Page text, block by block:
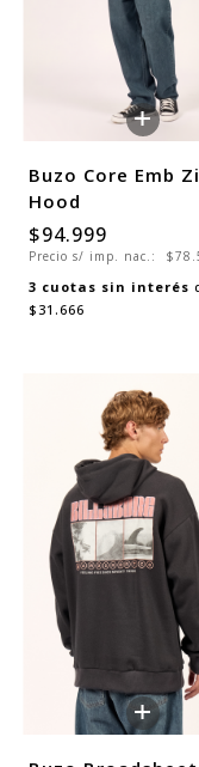
+
Buzo Core Emb
Hood
$94.999
Precio s/ imp. nac.:
3 cuotas sin interés
$31.666
+